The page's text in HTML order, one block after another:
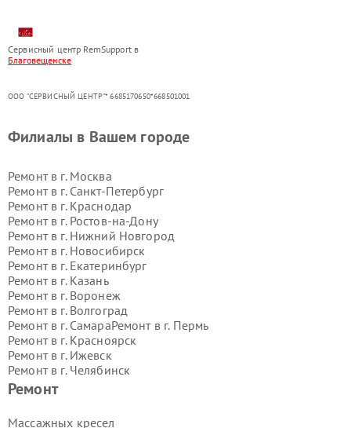
Сервисный центр RemSupport в
Благовещенске
ООО "СЕРВИСНЫЙ ЦЕНТР"* 6685170650*668501001
Ремонт
Массажных кресел
Филиалы в Вашем городе
Ремонт в г. Москва
Ремонт в г. Санкт-Петербург
Ремонт в г. Краснодар
Ремонт в г. Ростов-на-Дону
Ремонт в г. Нижний Новгород
Ремонт в г. Новосибирск
Ремонт в г. Екатеринбург
Ремонт в г. Казань
Ремонт в г. Воронеж
Ремонт в г. Волгоград
Ремонт в г. СамараРемонт в г. Пермь
Ремонт в г. Красноярск
Ремонт в г. Ижевск
Ремонт в г. Челябинск
Ремонт в г.
Ремонт в г.